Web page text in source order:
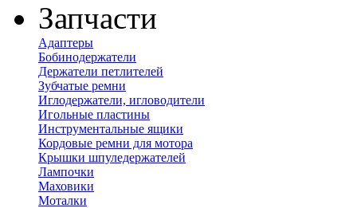
Запчасти
Адаптеры
Бобинодержатели
Держатели петлителей
Зубчатые ремни
Иглодержатели, игловодители
Игольные пластины
Инструментальные ящики
Кордовые ремни для мотора
Крышки шпуледержателей
Лампочки
Маховики
Моталки